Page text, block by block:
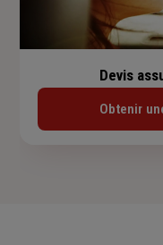
Devis
Obtenir